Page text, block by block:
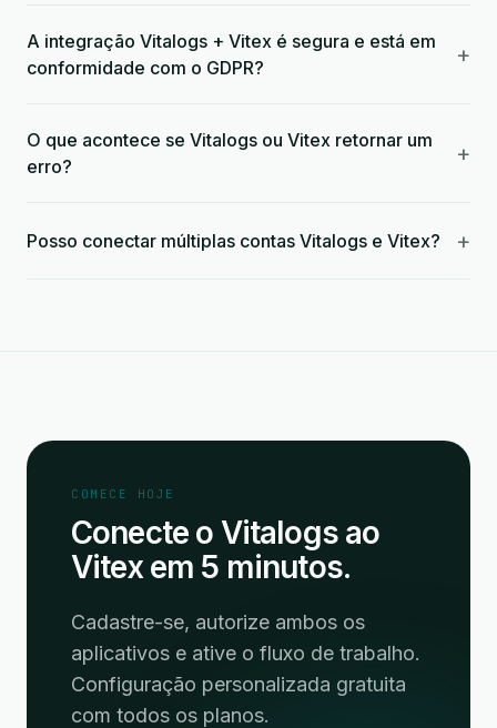
A integração Vitalogs + Vitex é segura e está em
conformidade com o GDPR?
+
O que acontece se Vitalogs ou Vitex retornar um
erro?
+
Posso conectar múltiplas contas Vitalogs e Vitex? +
COMECE HOJE
Conecte o Vitalogs ao
Vitex em 5 minutos.
Cadastre-se, autorize ambos os
aplicativos e ative o fluxo de trabalho.
Configuração personalizada gratuita
com todos os planos.